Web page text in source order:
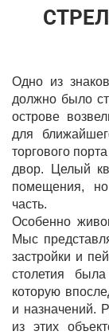
Одно из
должно было
острове
для
торгового
двор. Целый
помещения,
часть.
Особенно
Мыс
застройки и
столетия
которую
и назначений.
из этих